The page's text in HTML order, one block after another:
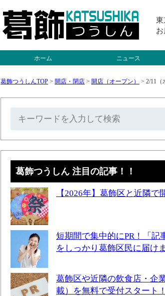
東
ホーム ニュース
葛飾つうしんTOP > 開店・閉店 > 開店（オープン） > 2/11（
葛飾つうしん 注目の記事！！
【2026年】葛飾区と近隣
短期間で集中的にPR！「記
をしっかり葛飾区民に届け
葛飾区や近隣の飲食店・企
載）を無料で受付スタート！